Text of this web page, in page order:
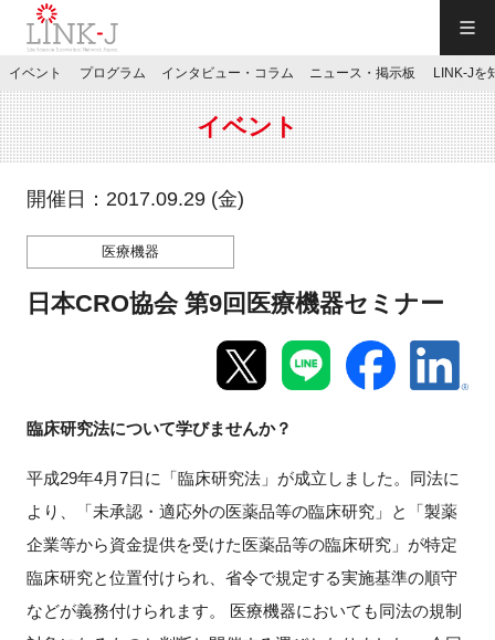
JP／EN
特別会員専用メニュー
イベント プログラム インタビュー・コラム ニュース・掲示板 LINK-Jを
イベント
開催日：2017.09.29 (金)
医療機器
日本CRO協会 第9回医療機器セミナー
臨床研究法について学びませんか？
平成29年4月7日に「臨床研究法」が成立しました。同法に
より、「未承認・適応外の医薬品等の臨床研究」と「製薬
企業等から資金提供を受けた医薬品等の臨床研究」が特定
臨床研究と位置付けられ、省令で規定する実施基準の順守
などが義務付けられます。 医療機器においても同法の規制